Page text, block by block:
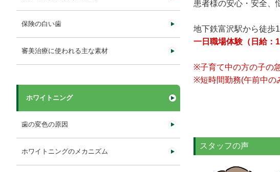
患者様の安心・安全、
地下鉄富沢駅から徒歩
一日職場体験（日給：
※子育て中の方の子の
※短時間勤務(午前中の
スタッフの声
保険の白い歯
審美治療に使われる主な素材
ホワイトニング
歯の変色の原因
ホワイトニングのメカニズム